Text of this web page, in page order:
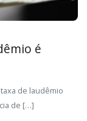
é
de laudêmio
de […]